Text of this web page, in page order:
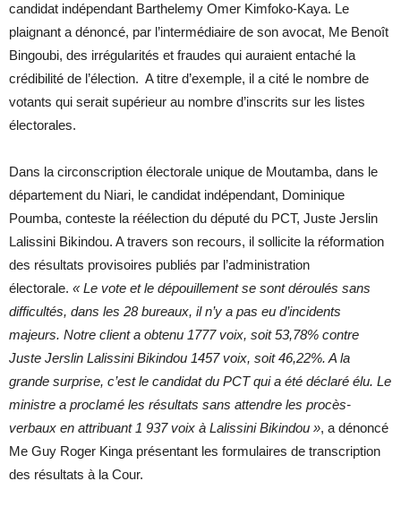
candidat indépendant Barthelemy Omer Kimfoko-Kaya. Le
plaignant a dénoncé, par l’intermédiaire de son avocat, Me Benoît
Bingoubi, des irrégularités et fraudes qui auraient entaché la
crédibilité de l’élection. A titre d’exemple, il a cité le nombre de
votants qui serait supérieur au nombre d’inscrits sur les listes
électorales.
Dans la circonscription électorale unique de Moutamba, dans le
département du Niari, le candidat indépendant, Dominique
Poumba, conteste la réélection du député du PCT, Juste Jerslin
Lalissini Bikindou. A travers son recours, il sollicite la réformation
des résultats provisoires publiés par l’administration
électorale. « Le vote et le dépouillement se sont déroulés sans
difficultés, dans les 28 bureaux, il n’y a pas eu d’incidents
majeurs. Notre client a obtenu 1777 voix, soit 53,78% contre
Juste Jerslin Lalissini Bikindou 1457 voix, soit 46,22%. A la
grande surprise, c’est le candidat du PCT qui a été déclaré élu. Le
ministre a proclamé les résultats sans attendre les procès-
verbaux en attribuant 1 937 voix à Lalissini Bikindou », a dénoncé
Me Guy Roger Kinga présentant les formulaires de transcription
des résultats à la Cour.